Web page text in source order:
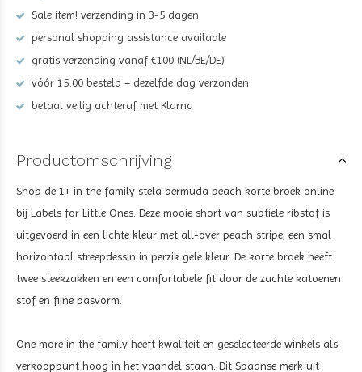
Sale item! verzending in 3-5 dagen
personal shopping assistance available
gratis verzending vanaf €100 (NL/BE/DE)
vóór 15:00 besteld = dezelfde dag verzonden
betaal veilig achteraf met Klarna
Productomschrijving
Shop de 1+ in the family stela bermuda peach korte broek online
bij Labels for Little Ones. Deze mooie short van subtiele ribstof is
uitgevoerd in een lichte kleur met all-over peach stripe, een smal
horizontaal streepdessin in perzik gele kleur. De korte broek heeft
twee steekzakken en een comfortabele fit door de zachte katoenen
stof en fijne pasvorm.
One more in the family heeft kwaliteit en geselecteerde winkels als
verkooppunt hoog in het vaandel staan. Dit Spaanse merk uit